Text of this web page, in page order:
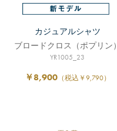
カジュアルシャツ
ブロードクロス（ポプリン）
YR1005_23
￥8,900（税込￥9,790）